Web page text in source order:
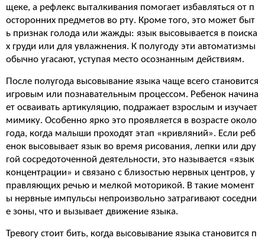
щеке, а рефлекс выталкивания помогает избавляться от п
осторонних предметов во рту. Кроме того, это может быт
ь признак голода или жажды: язык высовывается в поиска
х груди или для увлажнения. К полугоду эти автоматизмы
обычно угасают, уступая место осознанным действиям.
После полугода высовывание языка чаще всего становится
игровым или познавательным процессом. Ребенок начина
ет осваивать артикуляцию, подражает взрослым и изучает
мимику. Особенно ярко это проявляется в возрасте около
года, когда малыши проходят этап «кривляний». Если реб
енок высовывает язык во время рисования, лепки или дру
гой сосредоточенной деятельности, это называется «язык
концентрации» и связано с близостью нервных центров, у
правляющих речью и мелкой моторикой. В такие момент
ы нервные импульсы непроизвольно затрагивают соседни
е зоны, что и вызывает движение языка.
Тревогу стоит бить, когда высовывание языка становится п